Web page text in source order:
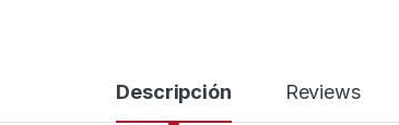
Descripción Reviews